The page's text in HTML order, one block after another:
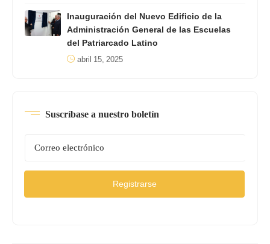
Inauguración del Nuevo Edificio de la
Administración General de las Escuelas
del Patriarcado Latino
abril 15, 2025
Suscríbase a nuestro boletín
Registrarse